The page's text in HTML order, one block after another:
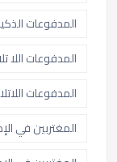
المدفوعات
المدفوعات اللا
المدفوعات
المغتربين في